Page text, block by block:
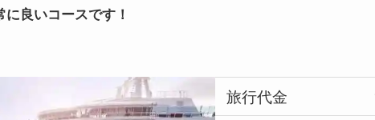
良いコースです！
旅行代金